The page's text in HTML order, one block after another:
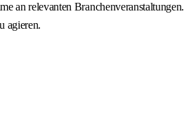
an relevanten Branchenveranstaltungen.
agieren.